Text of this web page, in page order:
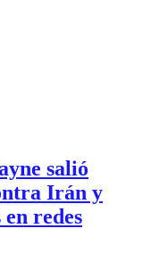
salió
Irán y
redes